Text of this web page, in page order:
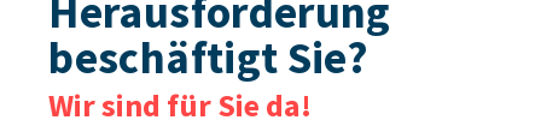
Herausforderung
beschäftigt Sie?
Wir sind für Sie da!